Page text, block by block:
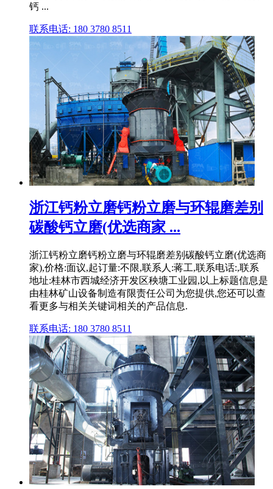
钙 ...
联系电话: 180 3780 8511
浙江钙粉立磨钙粉立磨与环辊磨差别
碳酸钙立磨(优选商家 ...
浙江钙粉立磨钙粉立磨与环辊磨差别碳酸钙立磨(优选商
家),价格:面议,起订量:不限,联系人:蒋工,联系电话:,联系
地址:桂林市西城经济开发区秧塘工业园,以上标题信息是
由桂林矿山设备制造有限责任公司为您提供,您还可以查
看更多与相关关键词相关的产品信息.
联系电话: 180 3780 8511